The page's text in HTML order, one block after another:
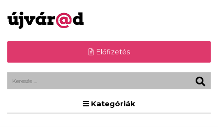
Előfizetés
Kategóriák